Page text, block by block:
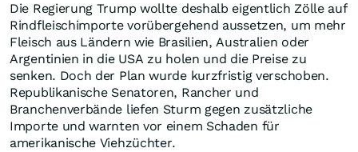
Die Regierung Trump wollte deshalb eigentlich Zölle auf
Rindfleischimporte vorübergehend aussetzen, um mehr
Fleisch aus Ländern wie Brasilien, Australien oder
Argentinien in die USA zu holen und die Preise zu
senken. Doch der Plan wurde kurzfristig verschoben.
Republikanische Senatoren, Rancher und
Branchenverbände liefen Sturm gegen zusätzliche
Importe und warnten vor einem Schaden für
amerikanische Viehzüchter.